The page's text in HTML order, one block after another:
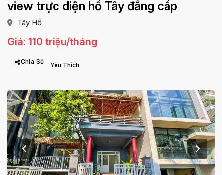
view trực diện hồ Tây đẳng cấp
Tây Hồ
Giá: 110 triệu/tháng
Chia Sẻ